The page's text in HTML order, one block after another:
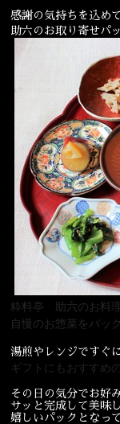
感謝の気持ちを込めて
助六のお取り寄せパ
粋料亭 助六のお料
自慢のお惣菜をパッ
湯煎やレンジですぐ
ギフトにもおすすめ
その日の気分でお好
サッと完成して美味
嬉しいパックとなっ